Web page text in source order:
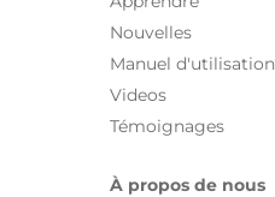
Nouvelles
Manuel d'utilisation
Videos
Témoignages
À propos de nous